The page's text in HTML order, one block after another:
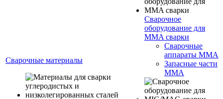
Сварочные материалы
Сварочное
оборудование для
MMA сварки
Сварочные
аппараты MMA
Запасные части
MMA